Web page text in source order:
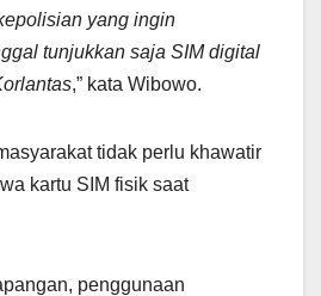
yang ingin
tunjukkan saja SIM digital
,” kata Wibowo.
tidak perlu khawatir
kartu SIM fisik saat
penggunaan